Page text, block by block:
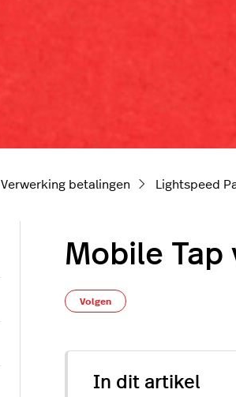
Verwerking betalingen Lightspeed
Mobile
Volgen
In dit artikel